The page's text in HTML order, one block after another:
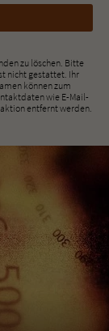
zu löschen. Bitte
nicht gestattet. Ihr
können zum
wie E-Mail-
entfernt werden.